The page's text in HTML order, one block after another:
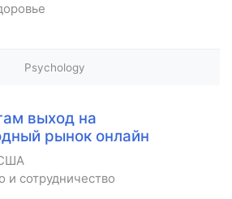
Psychology
выход на
рынок онлайн
и сотрудничество